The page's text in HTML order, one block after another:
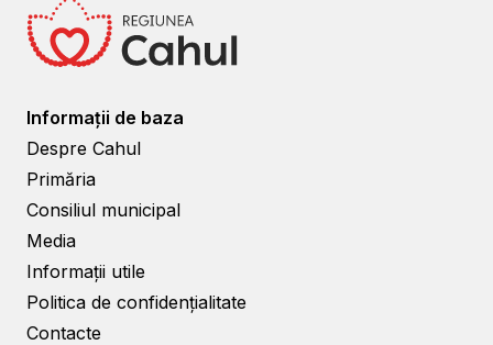
Informații de baza
Despre Cahul
Primăria
Consiliul municipal
Media
Informații utile
Politica de confidențialitate
Contacte